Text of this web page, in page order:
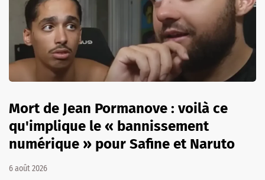
Mort de Jean Pormanove : voilà ce
qu'implique le « bannissement
numérique » pour Safine et Naruto
6 août 2026